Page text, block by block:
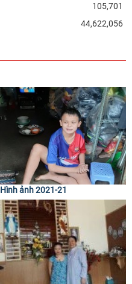
105,701
44,622,056
Hình ảnh 2021-21